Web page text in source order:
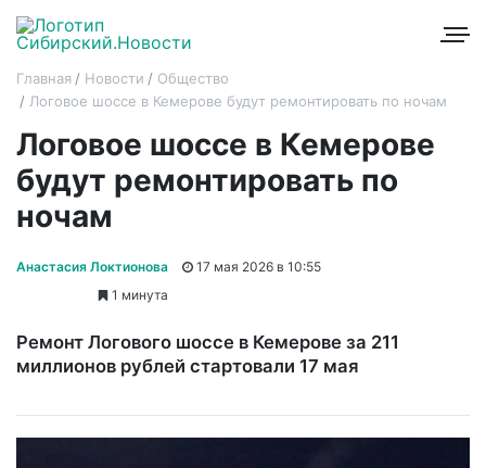
Главная Новости
Общество
Логовое шоссе в Кемерове будут ремонтировать по ночам
Логовое шоссе в Кемерове
будут ремонтировать по
ночам
Анастасия Локтионова
17 мая 2026 в 10:55
1 минута
Ремонт Логового шоссе в Кемерове за 211
миллионов рублей стартовали 17 мая